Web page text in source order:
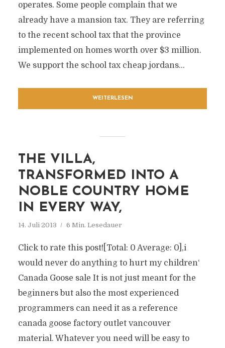
operates. Some people complain that we
already have a mansion tax. They are referring
to the recent school tax that the province
implemented on homes worth over $3 million.
We support the school tax cheap jordans...
WEITERLESEN
THE VILLA,
TRANSFORMED INTO A
NOBLE COUNTRY HOME
IN EVERY WAY,
14. Juli 2013 6 Min. Lesedauer
Click to rate this post![Total: 0 Average: 0]‚i
would never do anything to hurt my children‘
Canada Goose sale It is not just meant for the
beginners but also the most experienced
programmers can need it as a reference
canada goose factory outlet vancouver
material. Whatever you need will be easy to